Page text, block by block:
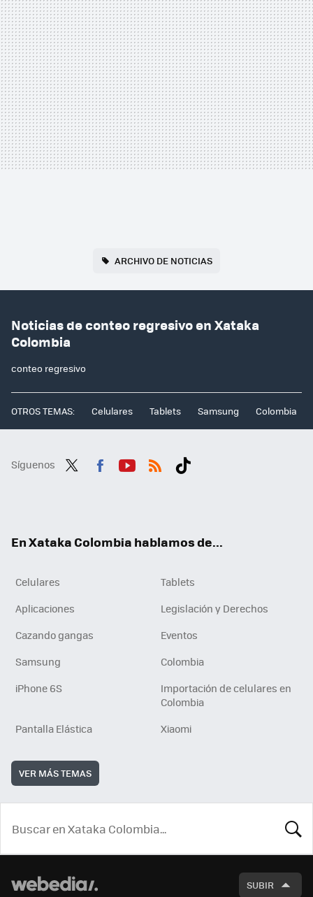
ARCHIVO DE NOTICIAS
Noticias de conteo regresivo en Xataka
Colombia
conteo regresivo
OTROS TEMAS: Celulares Tablets Samsung Colombia
Síguenos
En Xataka Colombia hablamos de...
Celulares
Tablets
Aplicaciones
Legislación y Derechos
Cazando gangas
Eventos
Samsung
Colombia
iPhone 6S
Importación de celulares en
Colombia
Pantalla Elástica
Xiaomi
VER MÁS TEMAS
SUBIR